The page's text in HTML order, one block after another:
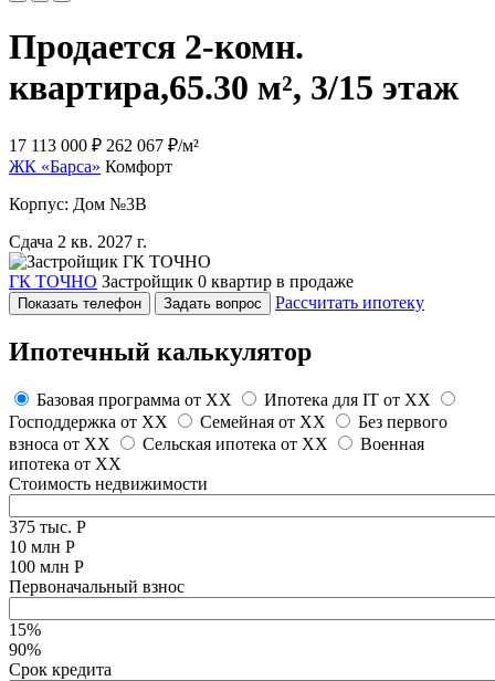
Продается 2-комн.
квартира,65.30 м², 3/15 этаж
17 113 000 ₽ 262 067 ₽/м²
ЖК «Барса» Комфорт
Корпус: Дом №3В
Сдача 2 кв. 2027 г.
ГК ТОЧНО Застройщик 0 квартир в продаже
Показать телефон Задать вопрос Рассчитать ипотеку
Ипотечный калькулятор
Базовая программа от XX Ипотека для IT от XX
Господдержка от XX Семейная от XX
Без первого
взноса от XX Сельская ипотека от XX
Военная
ипотека от XX
Стоимость недвижимости
375 тыс. Р
10 млн Р
100 млн Р
Первоначальный взнос
15%
90%
Срок кредита